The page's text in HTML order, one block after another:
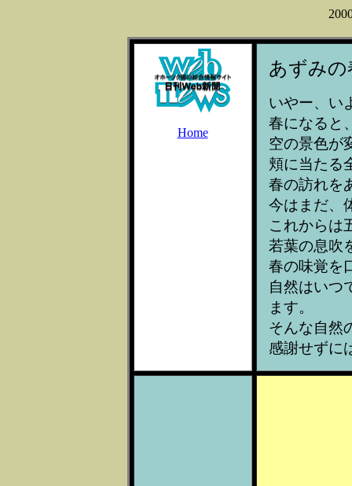
Home
あずみ
いやー、い
春になると
空の景色が
頬に当たる
春の訪れを
今はまだ、
これからは
若葉の息吹
春の味覚を
自然はいつ
ます。
そんな自然
感謝せずに